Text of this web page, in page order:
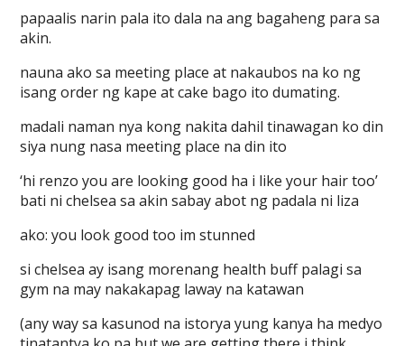
papaalis narin pala ito dala na ang bagaheng para sa
akin.
nauna ako sa meeting place at nakaubos na ko ng
isang order ng kape at cake bago ito dumating.
madali naman nya kong nakita dahil tinawagan ko din
siya nung nasa meeting place na din ito
‘hi renzo you are looking good ha i like your hair too’
bati ni chelsea sa akin sabay abot ng padala ni liza
ako: you look good too im stunned
si chelsea ay isang morenang health buff palagi sa
gym na may nakakapag laway na katawan
(any way sa kasunod na istorya yung kanya ha medyo